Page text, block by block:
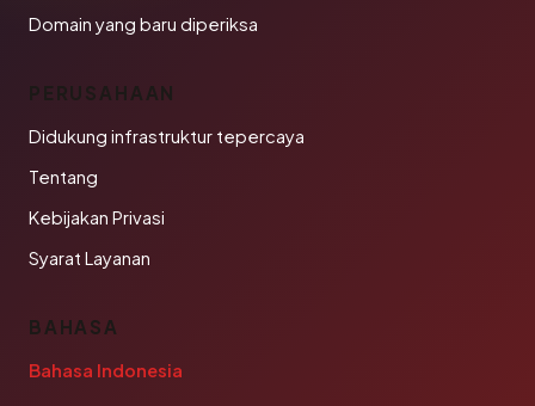
Domain yang baru diperiksa
PERUSAHAAN
Didukung infrastruktur tepercaya
Tentang
Kebijakan Privasi
Syarat Layanan
BAHASA
Bahasa Indonesia